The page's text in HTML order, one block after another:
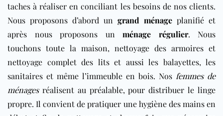
taches à réaliser en conciliant les besoins de nos clients.
Nous proposons d’abord un grand ménage planifié et
après nous proposons un ménage régulier. Nous
touchons toute la maison, nettoyage des armoires et
nettoyage complet des lits et aussi les balayettes, les
sanitaires et même l’immeuble en bois. Nos femmes de
ménagesréalisent au préalable, pour distribuer le linge
propre. Il convient de pratiquer une hygiène des mains en